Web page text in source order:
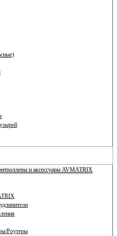
и аксессуары AVMATRIX
Роутеры